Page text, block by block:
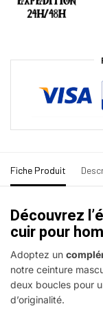
Fiche Produit
Découvrez
cuir pour
Adoptez un
notre ceinture
deux boucles pour
d’originalité.